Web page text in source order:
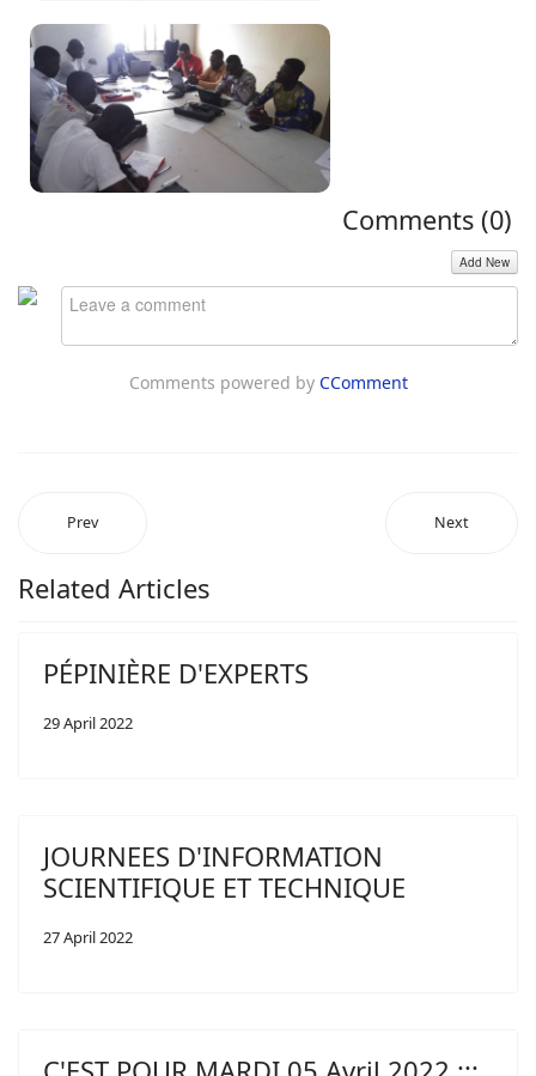
Comments (0)
Add New
Comments powered by CComment
Prev Next
Related Articles
PÉPINIÈRE D'EXPERTS
29 April 2022
JOURNEES D'INFORMATION
SCIENTIFIQUE ET TECHNIQUE
27 April 2022